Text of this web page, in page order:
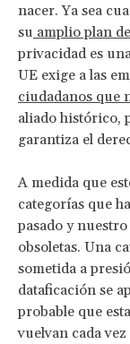
nacer. Ya sea
su amplio plan
privacidad es
UE exige a las
ciudadanos que
aliado histórico,
garantiza el
A medida que
categorías que
pasado y
obsoletas. Una
sometida a
dataficación se
probable que
vuelvan cada